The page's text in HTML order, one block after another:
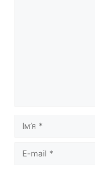
Ім’я